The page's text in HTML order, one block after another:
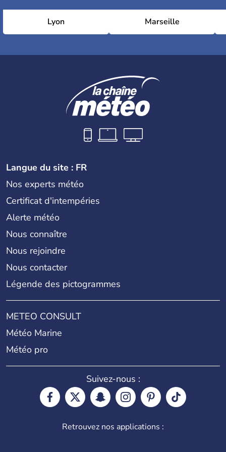
Lyon Marseille
Langue du site : FR
Nos experts météo
Certificat d'intempéries
Alerte météo
Nous connaître
Nous rejoindre
Nous contacter
Légende des pictogrammes
METEO CONSULT
Météo Marine
Météo pro
Suivez-nous :
Retrouvez nos applications :